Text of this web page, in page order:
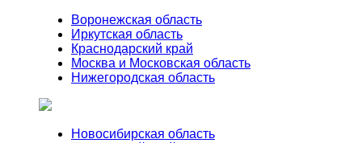
Воронежская область
Иркутская область
Краснодарский край
Москва и Московская область
Нижегородская область
Новосибирская область